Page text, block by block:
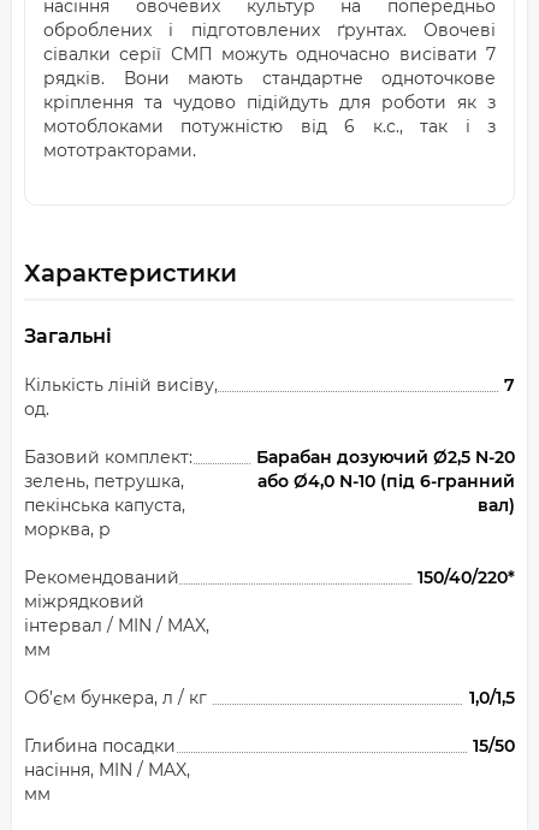
насіння овочевих культур на попередньо
оброблених і підготовлених ґрунтах. Овочеві
сівалки серії СМП можуть одночасно висівати 7
рядків. Вони мають стандартне одноточкове
кріплення та чудово підійдуть для роботи як з
мотоблоками потужністю від 6 к.с., так і з
мототракторами.
Характеристики
Загальні
Кількість ліній висіву,
од.
7
Базовий комплект:
зелень, петрушка,
пекінська капуста,
морква, р
Барабан дозуючий Ø2,5 N-20
або Ø4,0 N-10 (під 6-гранний
вал)
Рекомендований
міжрядковий
інтервал / MIN / MAX,
мм
150/40/220*
Об’єм бункера, л / кг 1,0/1,5
Глибина посадки
насіння, MIN / MAX,
мм
15/50